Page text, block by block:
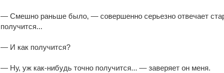
— Смешно раньше было, — совершенно серьезно отвечает
получится...
— И как получится?
— Ну, уж как-нибудь точно получится... — заверяет он меня.